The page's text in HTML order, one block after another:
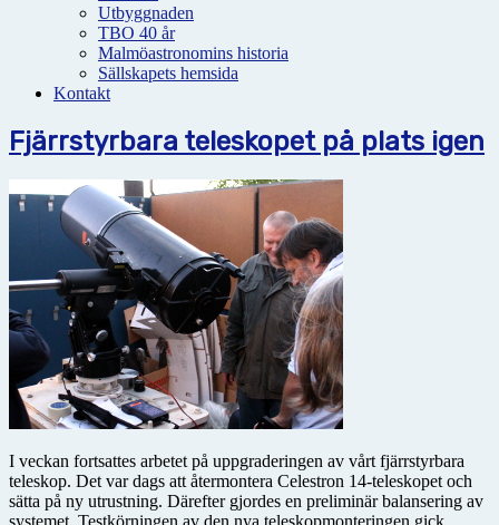
Utbyggnaden
TBO 40 år
Malmöastronomins historia
Sällskapets hemsida
Kontakt
Fjärrstyrbara teleskopet på plats igen
I veckan fortsattes arbetet på uppgraderingen av vårt fjärrstyrbara
teleskop. Det var dags att återmontera Celestron 14-teleskopet och
sätta på ny utrustning. Därefter gjordes en preliminär balansering av
systemet. Testkörningen av den nya teleskopmonteringen gick